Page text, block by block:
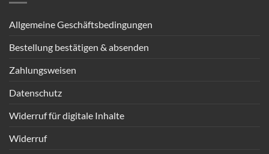
Allgemeine Geschäftsbedingungen
Bestellung bestätigen & absenden
Zahlungsweisen
Datenschutz
Widerruf für digitale Inhalte
Widerruf